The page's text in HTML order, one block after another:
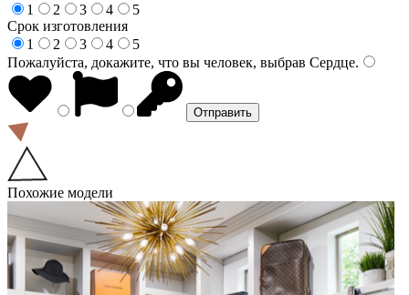
1
2 3 4
5
Срок изготовления
1
2 3 4
5
Пожалуйста, докажите, что вы человек, выбрав Сердце.
Похожие модели